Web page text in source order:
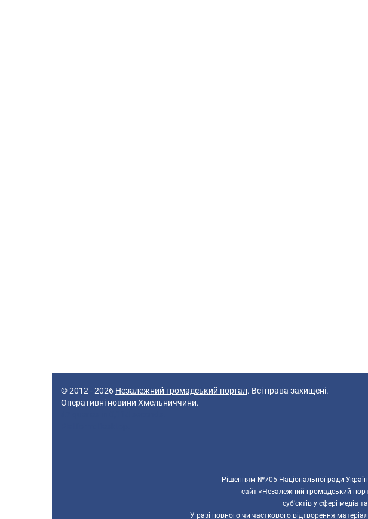
© 2012 - 2026 Незалежний громадський портал. Всі права захищені.
Оперативні новини Хмельниччини.
Рішенням №705 Національної ради
сайт «Незалежний громадський
суб’єктів у сфері медіа
У разі повного чи часткового відтворення